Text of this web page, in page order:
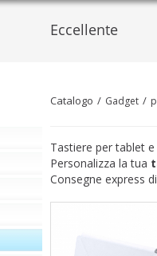
Catalogo Gadget
Tastiere per tablet
Personalizza la tua
Consegne express